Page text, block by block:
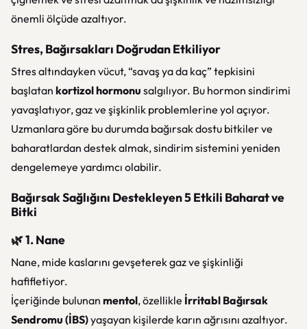
önemli ölçüde azaltıyor.
Stres, Bağırsakları Doğrudan Etkiliyor
Stres altındayken vücut, “savaş ya da kaç” tepkisini
başlatan kortizol hormonu salgılıyor. Bu hormon sindirimi
yavaşlatıyor, gaz ve şişkinlik problemlerine yol açıyor.
Uzmanlara göre bu durumda bağırsak dostu bitkiler ve
baharatlardan destek almak, sindirim sistemini yeniden
dengelemeye yardımcı olabilir.
Bağırsak Sağlığını Destekleyen 5 Etkili Baharat ve
Bitki
🌿 1. Nane
Nane, mide kaslarını gevşeterek gaz ve şişkinliği
hafifletiyor.
İçeriğinde bulunan mentol, özellikle İrritabl Bağırsak
Sendromu (İBS)yaşayan kişilerde karın ağrısını azaltıyor.